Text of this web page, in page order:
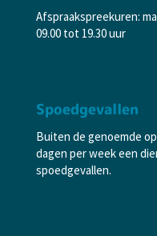
Afspraakspreekuren:
09.00 tot 19.30 uur
Spoedgevallen
Buiten de genoemde
dagen per week een
spoedgevallen.